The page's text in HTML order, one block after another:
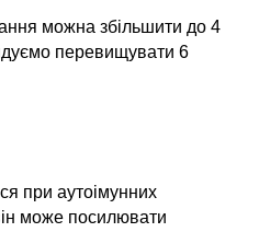
можна збільшити до 4
перевищувати 6
при аутоімунних
може посилювати